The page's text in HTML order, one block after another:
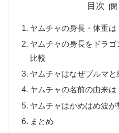
目次
ヤムチャの身長・体重は
ヤムチャの身長をドラ
比較
ヤムチャはなぜブルマと
ヤムチャの名前の由来は
ヤムチャはかめはめ波が
まとめ